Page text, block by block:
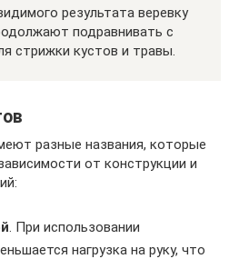
результата веревку
подравнивать с
стрижки кустов и травы.
разные названия, которые
от конструкции и
. При использовании
нагрузка на руку, что